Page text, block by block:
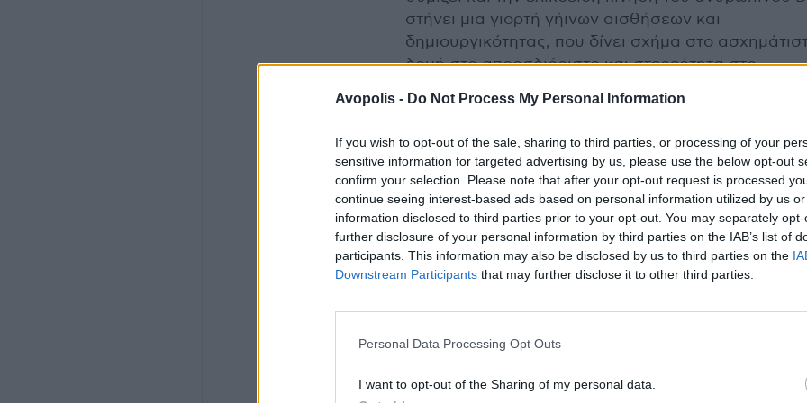
Avopolis - Do Not Process My Personal Information
If you wish to opt-out of the sale, sharing to third parties, or processing of your
sensitive information for targeted advertising by us, please use the below opt-out
confirm your selection. Please note that after your opt-out request is processed
continue seeing interest-based ads based on personal information utilized by us
information disclosed to third parties prior to your opt-out. You may separately
further disclosure of your personal information by third parties on the IAB’s list of
participants. This information may also be disclosed by us to third parties on the
Downstream Participants that may further disclose it to other third parties.
Personal Data Processing Opt Outs
I want to opt-out of the Sharing of my personal data.
στήνει μια γιορτή γήινων αισθήσεων και
δημιουργικότητας, που δίνει σχήμα στο
δομή στο απροσδιόριστο και στερεότητα στο
μετατρέπεται ολόκληρος σε σπείρα, εμπλέκεται,
κίνηση του κεραμικού κυλίνδρου, γίνεται ένα με
του˙ συνδράμει συναισθηματικά και χειρονομιακά
πλαστικότητα της δημιουργίας και, ακόμη και με
πιο λεπταίσθητους χειρισμούς, μπορεί να αλλάξει
σάρκα, τη δομή του πηλού, να ανασαίνει και να
μαζί του, ως σώμα ενιαίο.
Ο αντίστοιχος δυναμισμός τής ανθρώπινης φωνής
συναίσθημα, κάθε ίχνος μόχθου και πόνου του
σώματος, σχηματίζοντας μια φωνολογική απόπειρα,